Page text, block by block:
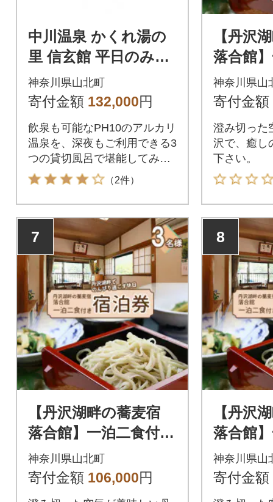
中川温泉 かくれ湯の
里 信玄館 平日のみ1
泊2食ワンドリンク
付・ペア宿泊券
神奈川県山北町
寄付金額 132,000円
飲泉も可能なPH10のアルカリ
温泉を、深夜もご利用できる3
つの貸切風呂で堪能してみま
せんか!
（2件）
【丹沢
落合館
宿泊券
んびり
神奈川県山
寄付金額
澄み切った
沢で、癒し
下さい。
7
【丹沢湖畔の蕎麦宿
落合館】一泊二食付き
宿泊券 丹沢湖畔での
んびり過ごす休日 3
神奈川県山北町
寄付金額 106,000円
8
【丹沢
落合館
宿泊券
んびり
神奈川県山
寄付金額